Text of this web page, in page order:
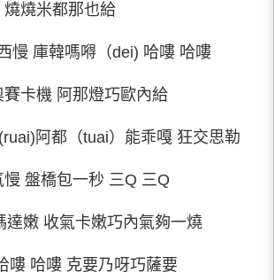
燒米都那也給
慢 庫韓嗎嘚（dei) 哈嘍 哈嘍
卡機 阿那燈巧歐內給
阿都（tuai）能乖嘎 狂交思勒
盤橋包一秒 三Q 三Q
達嫩 收氣卡嫩巧內氣夠一燒
嘍 哈嘍 克要乃呀巧薩要